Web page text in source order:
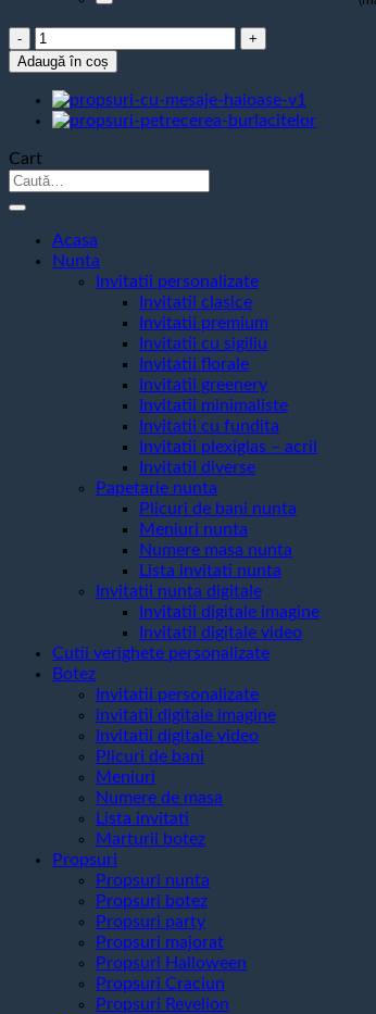
Cantitate
Propsuri
Botez
Fetita
Adaugă în coș
Cart
Caută
Acasa
Nunta
Invitatii personalizate
Invitatii clasice
Invitatii premium
Invitatii cu sigiliu
Invitatii florale
Invitatii greenery
Invitatii minimaliste
Invitatii cu fundita
Invitatii plexiglas – acril
Invitatii diverse
Papetarie nunta
Plicuri de bani nunta
Meniuri nunta
Numere masa nunta
Lista invitati nunta
Invitatii nunta digitale
Invitatii digitale imagine
Invitatii digitale video
Cutii verighete personalizate
Botez
Invitatii personalizate
invitatii digitale imagine
Invitatii digitale video
Plicuri de bani
Meniuri
Numere de masa
Lista invitati
Marturii botez
Propsuri
Propsuri nunta
Propsuri botez
Propsuri party
Propsuri majorat
Propsuri Halloween
Propsuri Craciun
Propsuri Revelion